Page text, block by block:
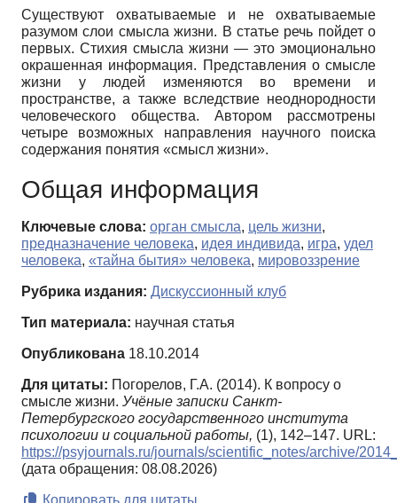
Существуют охватываемые и не охватываемые
разумом слои смысла жизни. В статье речь пойдет о
первых. Стихия смысла жизни — это эмоционально
окрашенная информация. Представления о смысле
жизни у людей изменяются во времени и
пространстве, а также вследствие неоднородности
человеческого общества. Автором рассмотрены
четыре возможных направления научного поиска
содержания понятия «смысл жизни».
Общая информация
Ключевые слова: орган смысла, цель жизни,
предназначение человека, идея индивида, игра, удел
человека, «тайна бытия» человека, мировоззрение
Рубрика издания: Дискуссионный клуб
Тип материала: научная статья
Опубликована 18.10.2014
Для цитаты: Погорелов, Г.А. (2014). К вопросу о
смысле жизни. Учёные записки Санкт-
Петербургского государственного института
психологии и социальной работы, (1), 142–147. URL:
https://psyjournals.ru/journals/scientific_notes/archive/
(дата обращения: 08.08.2026)